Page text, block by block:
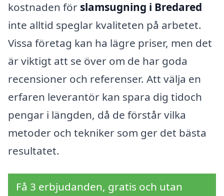
kostnaden för slamsugning i Bredared
inte alltid speglar kvaliteten på arbetet.
Vissa företag kan ha lägre priser, men det
är viktigt att se över om de har goda
recensioner och referenser. Att välja en
erfaren leverantör kan spara dig tidoch
pengar i längden, då de förstår vilka
metoder och tekniker som ger det bästa
resultatet.
Få 3 erbjudanden, gratis och utan